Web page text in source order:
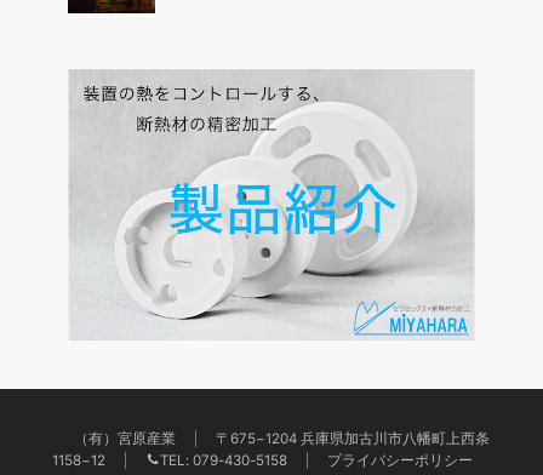
（有）宮原産業
〒675−1204 兵庫県加古川市八幡町上西条
1158−12
TEL: 079-430-5158 プライバシーポリシー